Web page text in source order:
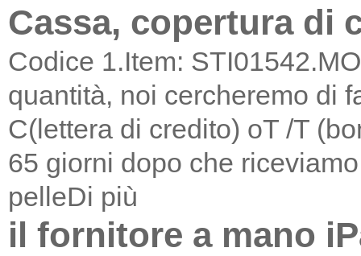
Cassa, copertura di
Codice 1.Item:
quantità, noi cercheremo di
C(lettera di credito) oT /T
65 giorni dopo che
pelleDi più
il fornitore a mano